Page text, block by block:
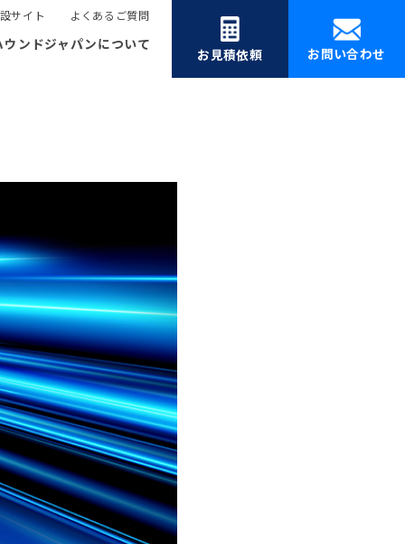
サイト よくあるご質問
ウンドジャパンについて
お見積依頼 お問い合わせ